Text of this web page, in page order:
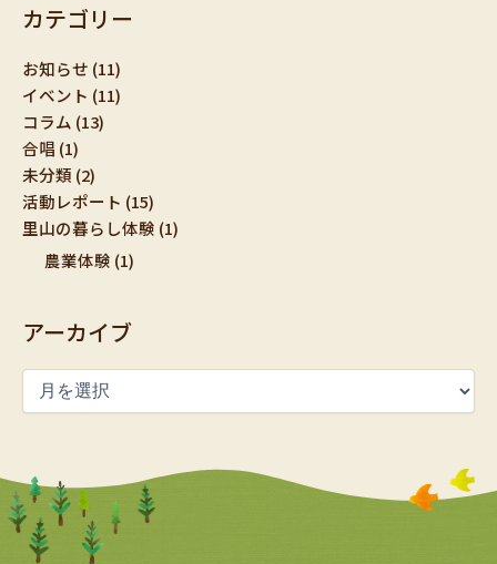
カテゴリー
お知らせ (11)
イベント (11)
コラム (13)
合唱 (1)
未分類 (2)
活動レポート (15)
里山の暮らし体験 (1)
農業体験 (1)
アーカイブ